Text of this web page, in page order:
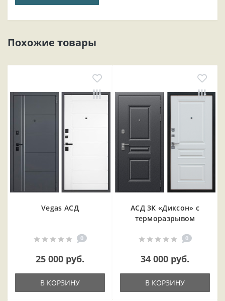
Похожие товары
Vegas АСД
0
25 000 руб.
В КОРЗИНУ
АСД 3К «Диксон» с
терморазрывом
0
34 000 руб.
В КОРЗИНУ